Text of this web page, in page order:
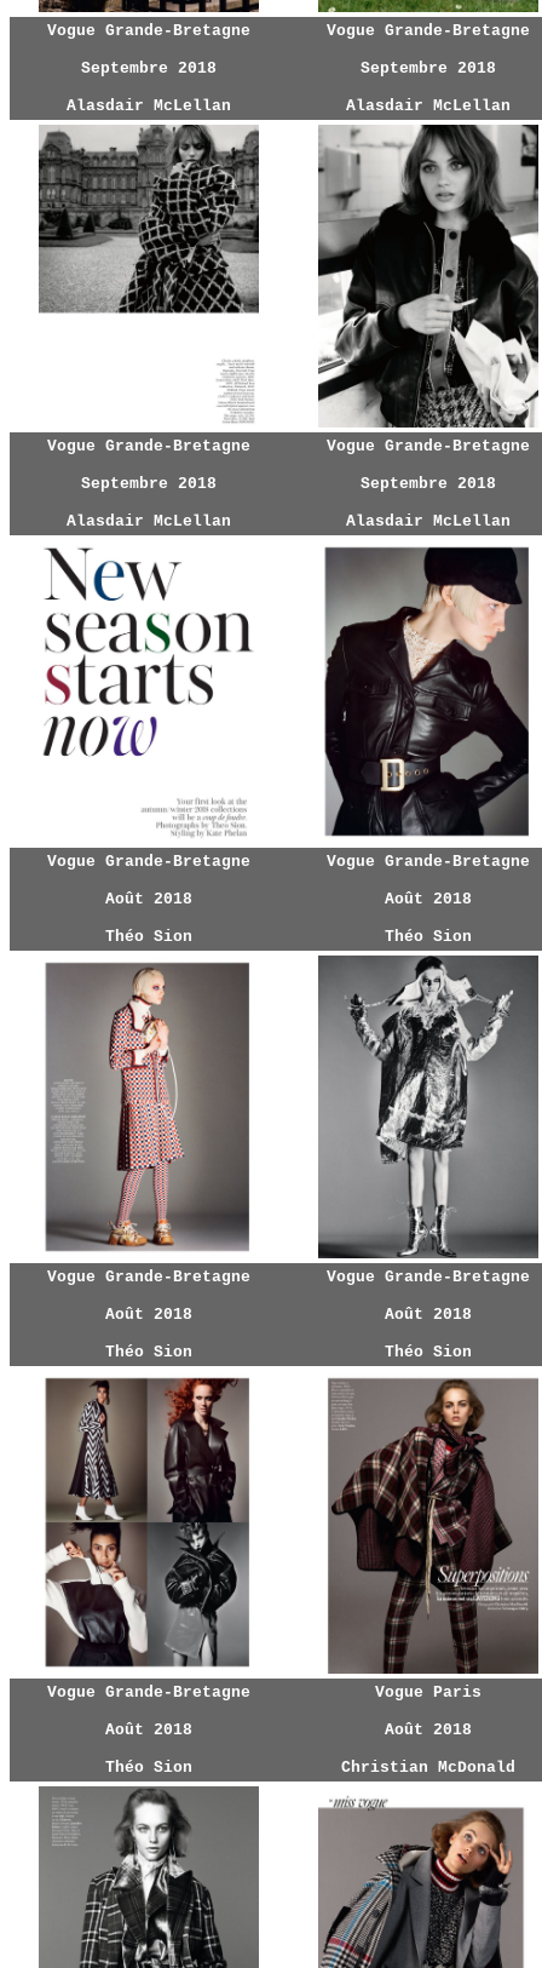
Vogue Grande-Bretagne
Septembre 2018
Alasdair McLellan
Vogue Grande-Bretagne
Septembre 2018
Alasdair McLellan
Vogue Grande-Bretagne
Septembre 2018
Alasdair McLellan
Vogue Grande-Bretagne
Septembre 2018
Alasdair McLellan
Vogue Grande-Bretagne
Août 2018
Théo Sion
Vogue Grande-Bretagne
Août 2018
Théo Sion
Vogue Grande-Bretagne
Août 2018
Théo Sion
Vogue Grande-Bretagne
Août 2018
Théo Sion
Vogue Grande-Bretagne
Août 2018
Théo Sion
Vogue Paris
Août 2018
Christian McDonald